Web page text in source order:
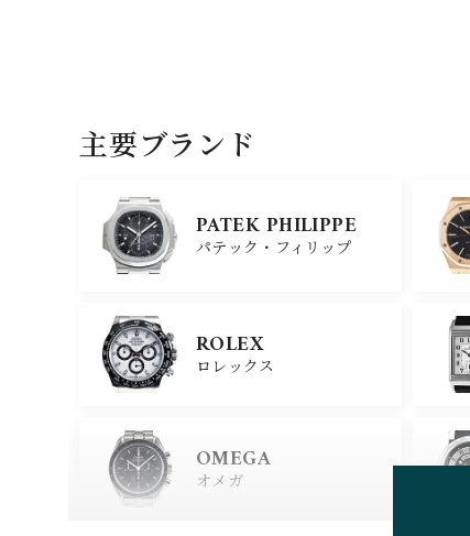
主要ブランド
PATEK PHILIPPE
パテック・フィリップ
ROLEX
ロレックス
OMEGA
オメガ